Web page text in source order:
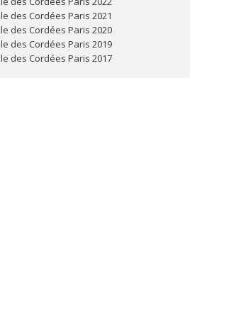
des Cordées Paris 2021
des Cordées Paris 2020
des Cordées Paris 2019
des Cordées Paris 2017